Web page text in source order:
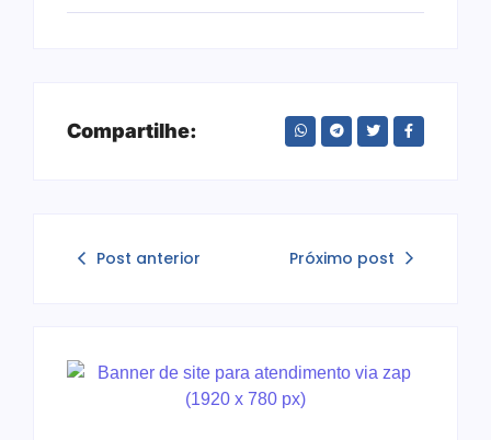
Compartilhe:
Post anterior Próximo post